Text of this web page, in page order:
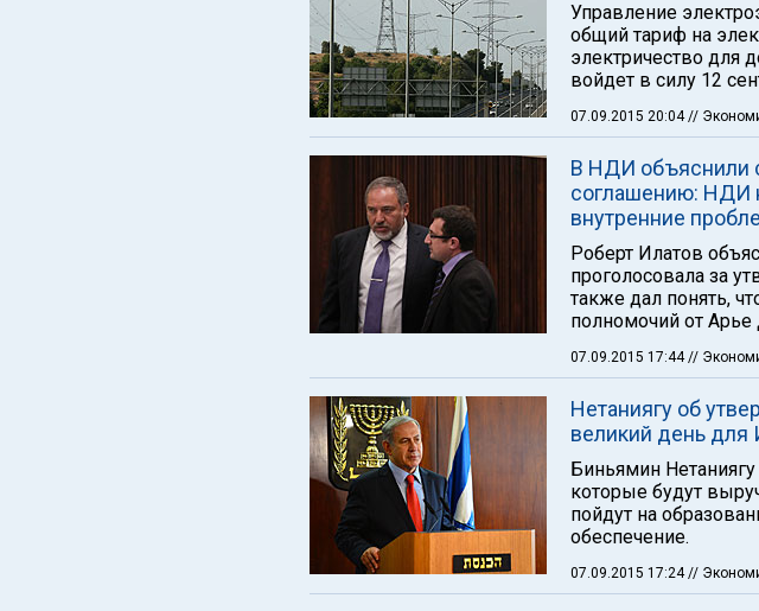
Управление
общий тариф на
электричество для
войдет в силу 12
07.09.2015 20:04//
В НДИ объяснили
соглашению: НДИ
внутренние
Роберт Илатов
проголосовала за
также дал понять,
полномочий от Арье
07.09.2015 17:44//
Нетаниягу об
великий день для
Биньямин
которые будут
пойдут на
обеспечение.
07.09.2015 17:24//